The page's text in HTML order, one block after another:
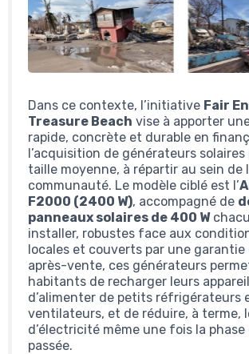
Dans ce contexte, l’initiative Fair
Treasure Beach vise à apporter
rapide, concrète et durable en
l’acquisition de générateurs
taille moyenne, à répartir au sein de
communauté. Le modèle ciblé est l’
F2000 (2400 W), accompagné de
panneaux solaires de 400 W
installer, robustes face aux
locales et couverts par une
après-vente, ces générateurs
habitants de recharger leurs
d’alimenter de petits réfrigérateurs
ventilateurs, et de réduire, à terme,
d’électricité même une fois la phase
passée.